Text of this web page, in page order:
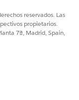
reservados. Las
propietarios.
7ª, Madrid, Spain,